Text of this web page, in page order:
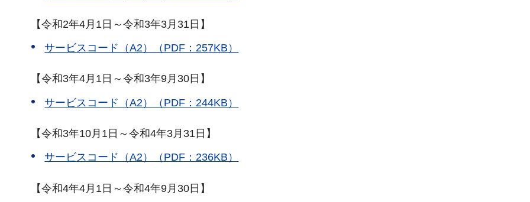
【令和2年4月1日～令和3年3月31日】
サービスコード（A2）（PDF：257KB）
【令和3年4月1日～令和3年9月30日】
サービスコード（A2）（PDF：244KB）
【令和3年10月1日～令和4年3月31日】
サービスコード（A2）（PDF：236KB）
【令和4年4月1日～令和4年9月30日】